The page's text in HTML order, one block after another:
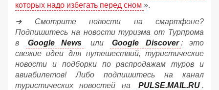
которых надо избегать перед сном ».
➔ Смотрите новости на смартфоне?
Подпишитесь на новости туризма от Турпрома
в
Google News или Google Discover : это
свежие идеи для путешествий, туристические
новости и подборки по распродажам туров и
авиабилетов! Либо подпишитесь на канал
туристических новостей на
PULSE.MAIL.RU .